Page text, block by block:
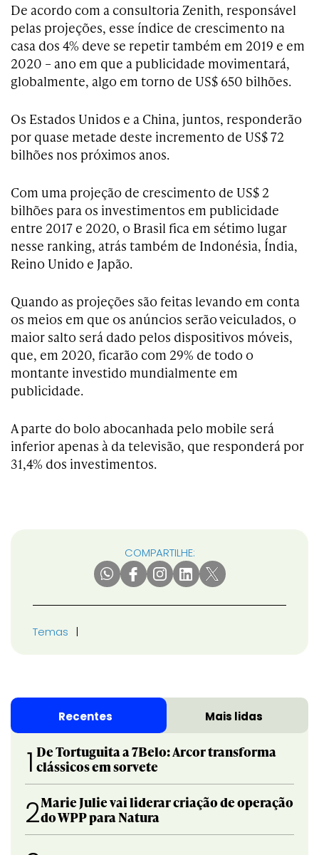
De acordo com a consultoria Zenith, responsável
pelas projeções, esse índice de crescimento na
casa dos 4% deve se repetir também em 2019 e em
2020 – ano em que a publicidade movimentará,
globalmente, algo em torno de US$ 650 bilhões.
Os Estados Unidos e a China, juntos, responderão
por quase metade deste incremento de US$ 72
bilhões nos próximos anos.
Com uma projeção de crescimento de US$ 2
bilhões para os investimentos em publicidade
entre 2017 e 2020, o Brasil fica em sétimo lugar
nesse ranking, atrás também de Indonésia, Índia,
Reino Unido e Japão.
Quando as projeções são feitas levando em conta
os meios em que os anúncios serão veiculados, o
maior salto será dado pelos dispositivos móveis,
que, em 2020, ficarão com 29% de todo o
montante investido mundialmente em
publicidade.
A parte do bolo abocanhada pelo mobile será
inferior apenas à da televisão, que responderá por
31,4% dos investimentos.
COMPARTILHE:
Temas
Recentes Mais lidas
1 De Tortuguita a 7Belo: Arcor transforma
clássicos em sorvete
2Marie Julie vai liderar criação de operação
do WPP para Natura